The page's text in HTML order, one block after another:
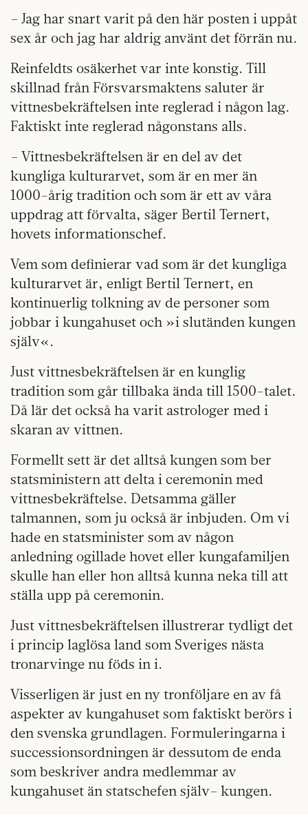
– Jag har snart varit på den här posten i uppåt
sex år och jag har aldrig använt det förrän nu.
Reinfeldts osäkerhet var inte konstig. Till
skillnad från Försvarsmaktens saluter är
vittnesbekräftelsen inte reglerad i någon lag.
Faktiskt inte reglerad någonstans alls.
– Vittnesbekräftelsen är en del av det
kungliga kulturarvet, som är en mer än
1000-årig tradition och som är ett av våra
uppdrag att förvalta, säger Bertil Ternert,
hovets informationschef.
Vem som definierar vad som är det kungliga
kulturarvet är, enligt Bertil Ternert, en
kontinuerlig tolkning av de personer som
jobbar i kungahuset och »i slutänden kungen
själv«.
Just vittnesbekräftelsen är en kunglig
tradition som går tillbaka ända till 1500-talet.
Då lär det också ha varit astrologer med i
skaran av vittnen.
Formellt sett är det alltså kungen som ber
statsministern att delta i ceremonin med
vittnesbekräftelse. Detsamma gäller
talmannen, som ju också är inbjuden. Om vi
hade en statsminister som av någon
anledning ogillade hovet eller kungafamiljen
skulle han eller hon alltså kunna neka till att
ställa upp på ceremonin.
Just vittnesbekräftelsen illustrerar tydligt det
i princip laglösa land som Sveriges nästa
tronarvinge nu föds in i.
Visserligen är just en ny tronföljare en av få
aspekter av kungahuset som faktiskt berörs i
den svenska grundlagen. Formuleringarna i
successionsordningen är dessutom de enda
som beskriver andra medlemmar av
kungahuset än statschefen själv– kungen.